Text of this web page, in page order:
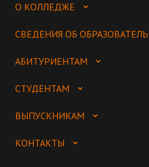
О КОЛЛЕДЖЕ
СВЕДЕНИЯ ОБ
АБИТУРИЕНТАМ
СТУДЕНТАМ
ВЫПУСКНИКАМ
КОНТАКТЫ